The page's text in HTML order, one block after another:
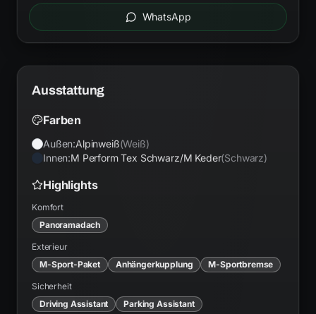
WhatsApp
Ausstattung
Farben
Außen:Alpinweiß(Weiß)
Innen:M Perform Tex Schwarz/M Keder(Schwarz)
Highlights
Komfort
Panoramadach
Exterieur
M-Sport-Paket
Anhängerkupplung M-Sportbremse
Sicherheit
Driving Assistant
Parking Assistant